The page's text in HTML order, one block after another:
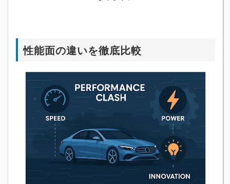
性能面の違いを徹底比較